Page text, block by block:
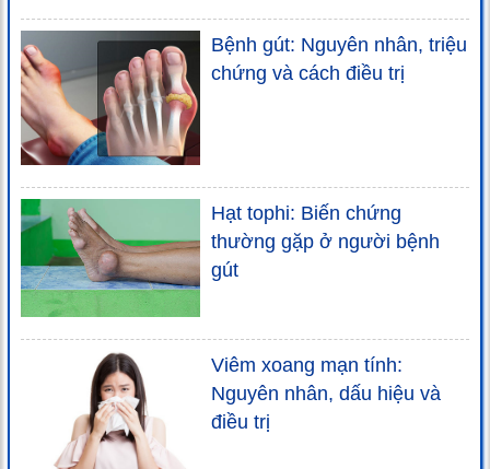
Bệnh gút: Nguyên nhân, triệu
chứng và cách điều trị
Hạt tophi: Biến chứng
thường gặp ở người bệnh
gút
Viêm xoang mạn tính:
Nguyên nhân, dấu hiệu và
điều trị